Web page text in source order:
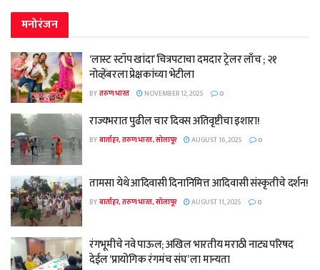
मनोरंजन
‘लास्ट स्टॉप खांदा’ चित्रपटाचा दमदार ट्रेलर लाँच ; २१
नोव्हेंबरला प्रेक्षकांच्या भेटीला
BYतरुण भारत NOVEMBER 12, 2025 0
राज्यभरात पुढील चार दिवस अतिवृष्टीचा इशारा!
BYवार्ताहर, तरुण भारत, सोलापूर AUGUST 16, 2025 0
तामसा येथे आदिवासी दिनानिमित्त आदिवासी संस्कृतीचे दर्शन!
BYवार्ताहर, तरुण भारत, सोलापूर AUGUST 11, 2025 0
रंगभूमीचे नवे पाऊल; अखिल भारतीय मराठी नाट्य परिषद
देईल ‘प्रायोगिक रंगमंच संघ’ ला मान्यता